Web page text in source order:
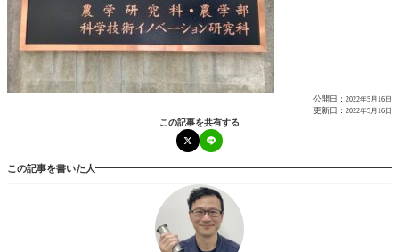
公開日： 2022年5月16日
更新日： 2022年5月16日
この記事を共有する
この記事を書いた人